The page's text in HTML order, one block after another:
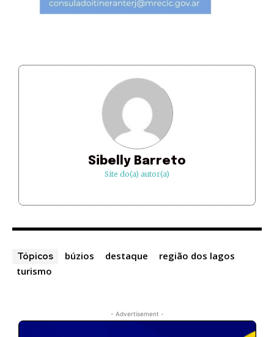
Sibelly Barreto
Site do(a) autor(a)
Tópicos búzios destaque
região dos lagos
turismo
- Advertisement -